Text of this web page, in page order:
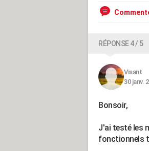
RÉPONSE 4 / 5
Visant
30 janv.
Bonsoir,
J'ai testé les
fonctionnels